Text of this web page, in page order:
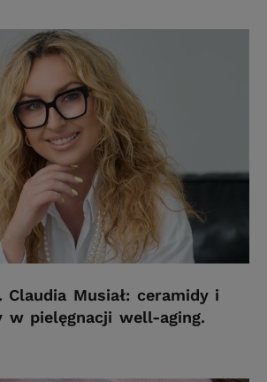
Claudia Musiał: ceramidy i
w pielęgnacji well-aging.